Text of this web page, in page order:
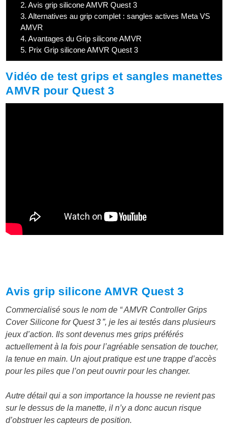
2. Avis grip silicone AMVR Quest 3
3. Alternatives au grip complet : sangles actives Meta VS
AMVR
4. Avantages du Grip silicone AMVR
5. Prix Grip silicone AMVR Quest 3
Vidéo de test grips et sangles manettes
AMVR pour Quest 3
Avis grip silicone AMVR Quest 3
Commercialisé sous le nom de “ AMVR Controller Grips
Cover Silicone for Quest 3 ”, je les ai testés dans plusieurs
jeux d’action. Ils sont devenus mes grips préférés
actuellement à la fois pour l’agréable sensation de toucher,
la tenue en main. Un ajout pratique est une trappe d’accès
pour les piles que l’on peut ouvrir pour les changer.
Autre détail qui a son importance la housse ne revient pas
sur le dessus de la manette, il n’y a donc aucun risque
d’obstruer les capteurs de position.